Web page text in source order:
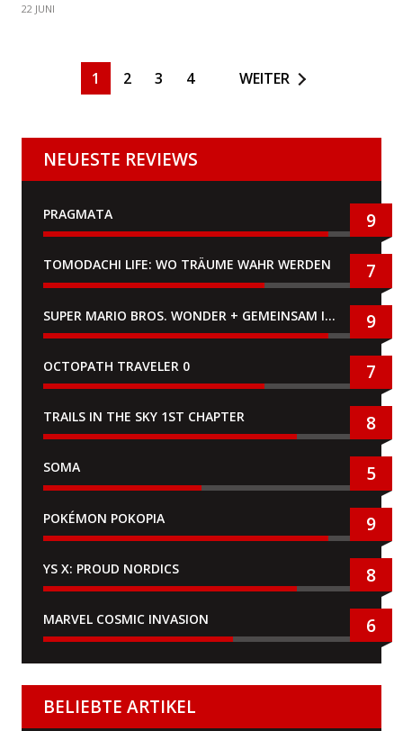
22 JUNI
1 2 3 4 WEITER
NEUESTE REVIEWS
PRAGMATA 9
TOMODACHI LIFE: WO TRÄUME WAHR WERDEN 7
SUPER MARIO BROS. WONDER + GEMEINSAM IM BELLABEL-PARK 9
OCTOPATH TRAVELER 0 7
TRAILS IN THE SKY 1ST CHAPTER 8
SOMA 5
POKÉMON POKOPIA 9
YS X: PROUD NORDICS 8
MARVEL COSMIC INVASION 6
BELIEBTE ARTIKEL